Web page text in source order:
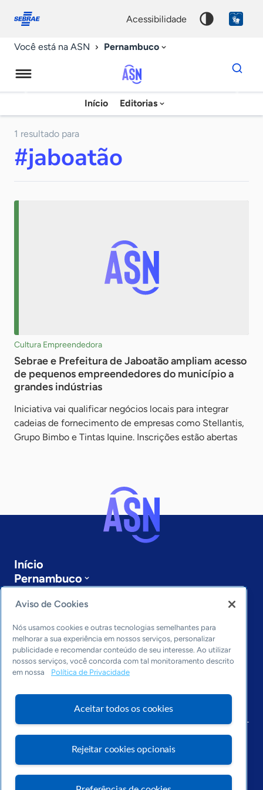
conosco
acessibilidade
Você está na ASN Pernambuco
Agência
Sebrae
Notícias
Início Editorias
Dados
para
chave
1 resultado para
#jaboatão
Cultura Empreendedora
Sebrae e Prefeitura de Jaboatão ampliam acesso
de pequenos empreendedores do município a
grandes indústrias
Iniciativa vai qualificar negócios locais para integrar
cadeias de fornecimento de empresas como Stellantis,
Grupo Bimbo e Tintas Iquine. Inscrições estão abertas
Início
Pernambuco
Últimas notícias
Entre em contato
Editorias
Economia & Política
Inovação & Tecnologia
Dados
Aviso de Cookies
Nós usamos cookies e outras tecnologias semelhantes para
melhorar a sua experiência em nossos serviços, personalizar
publicidade e recomendar conteúdo de seu interesse. Ao utilizar
nossos serviços, você concorda com tal monitoramento descrito
em nossa
Política de Privacidade
Aceitar todos os cookies
Rejeitar cookies opcionais